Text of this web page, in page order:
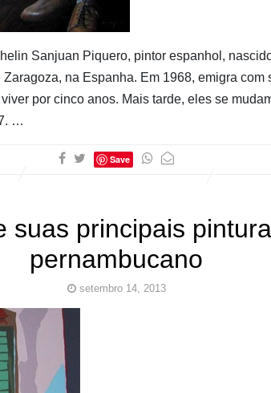
Sanjuan Piquero, pintor espanhol,
na Espanha. Em 1968, emigra com
por cinco anos. Mais tarde, eles se
…
Save
suas principais
pernambucano
setembro 14, 2013